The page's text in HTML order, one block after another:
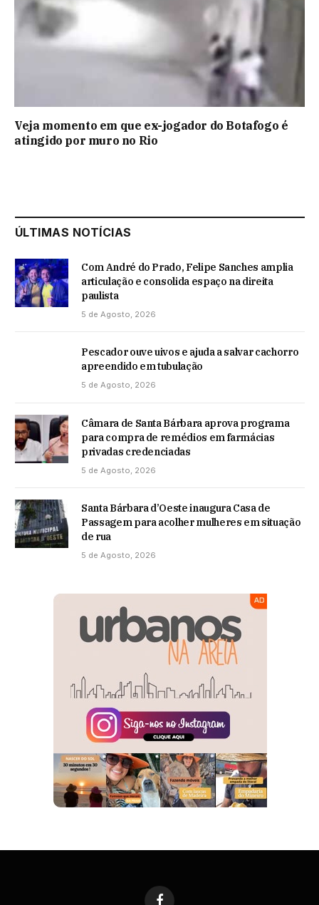
Veja momento em que ex-jogador do Botafogo é
atingido por muro no Rio
ÚLTIMAS NOTÍCIAS
Com André do Prado, Felipe Sanches amplia
articulação e consolida espaço na direita
paulista
5 de Agosto, 2026
Pescador ouve uivos e ajuda a salvar cachorro
apreendido em tubulação
5 de Agosto, 2026
Câmara de Santa Bárbara aprova programa
para compra de remédios em farmácias
privadas credenciadas
5 de Agosto, 2026
Santa Bárbara d’Oeste inaugura Casa de
Passagem para acolher mulheres em situação
de rua
5 de Agosto, 2026